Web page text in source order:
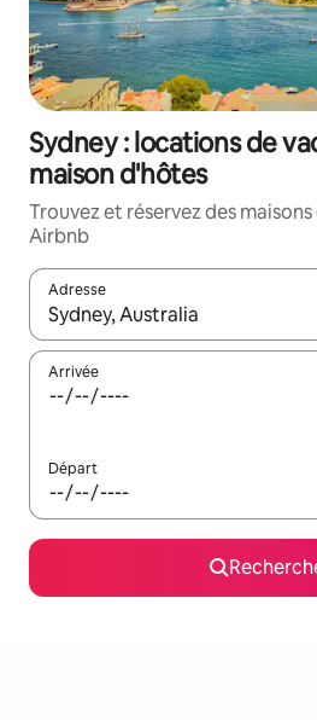
Sydney : locations de
maison d'hôtes
Trouvez et réservez des
Airbnb
Adresse
Lorsque les résultats s'affichent,
Arrivée
Départ